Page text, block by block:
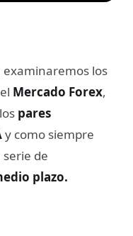
los
Mercado Forex,
pares
y como siempre
de
plazo.